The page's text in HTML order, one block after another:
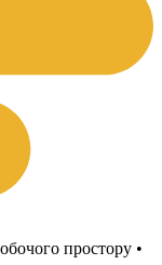
простору •